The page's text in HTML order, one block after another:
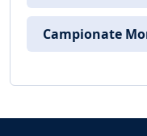
Campionate